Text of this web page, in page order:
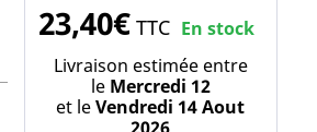
23,40€ TTC En stock
Livraison estimée entre
le Mercredi 12
et leVendredi 14 Aout